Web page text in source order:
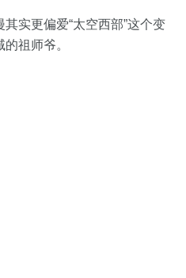
实更偏爱“太空西部”这个变
祖师爷。